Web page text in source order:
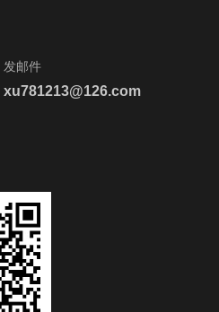
发邮件
xu781213@126.com